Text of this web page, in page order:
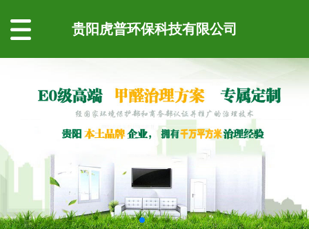
贵阳虎普环保科技有限公司